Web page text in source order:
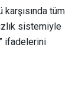
tüm
sistemiyle
ifadelerini